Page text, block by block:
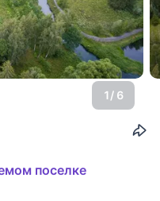
1/ 6
поселке